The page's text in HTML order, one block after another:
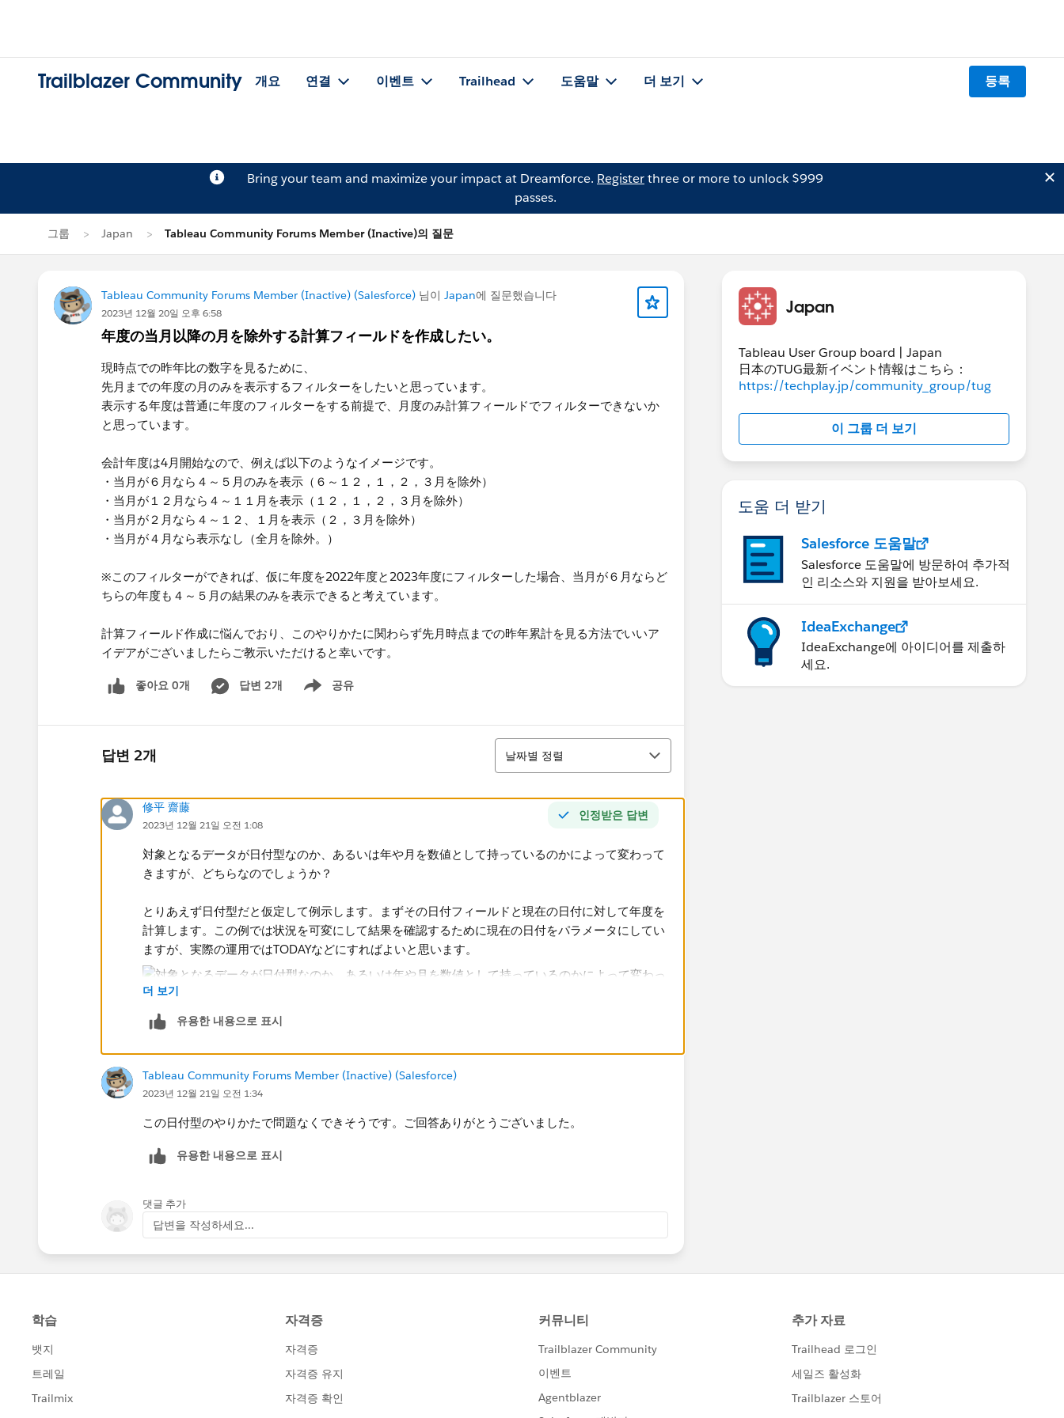
Trailblazer Community 개요 연결 이벤트 Trailhead 도움말 더 보기 등록
Bring your team and maximize your impact at Dreamforce. Registerthree or more to unlock $999
passes.
그룹 Japan Tableau Community Forums Member (Inactive)의 질문
Tableau Community Forums Member (Inactive) (Salesforce) 님이 Japan에 질문했습니다
2023년 12월 20일 오후 6:58
年度の当月以降の月を除外する計算フィールドを作成したい。
現時点での昨年比の数字を見るために、
先月までの年度の月のみを表示するフィルターをしたいと思っています。
表示する年度は普通に年度のフィルターをする前提で、月度のみ計算フィールドでフィルターできないか
と思っています。
会計年度は4月開始なので、例えば以下のようなイメージです。
・当月が６月なら４～５月のみを表示（６～１２，１，２，３月を除外​）
・当月が１２月なら４～１１月を表示（１２，１，２，３月を除外）
・当月が２月なら４～１２、１月を表示（２，３月を除外）
・当月が４月なら表示なし（全月を除外。）
※このフィルターができれば、仮に年度を2022年度と2023年度にフィルターした場合、当月が６月ならど
ちらの年度も４～５月の結果のみを表示できると考えています。​
計算フィールド作成に悩んでおり、このやりかたに関わらず先月時点までの昨年累計を見る方法でいいア
イデアがございましたらご教示いただけると幸いです。
좋아요 0개 답변 2개 공유
Show menu
답변 2개
정렬
날짜별 정렬
인정받은 답변
修平 齋藤
2023년 12월 21일 오전 1:08
対象となるデータが日付型なのか、あるいは年や月を数値として持っているのかによって変わって
きますが、どちらなのでしょうか？
とりあえず日付型だと仮定して例示します。まずその日付フィールドと現在の日付に対して年度を
計算します。この例では状況を可変にして結果を確認するために現在の日付をパラメータにしてい
ますが、実際の運用ではTODAYなどにすればよいと思います。
この現在の年度と日付データの年度との差を元の日付データに加算します。年の差分だけずらし、
現在の年度に合うように補正するという意味です。
ができると思います。
더 보기
유용한 내용으로 표시
Tableau Community Forums Member (Inactive) (Salesforce)
2023년 12월 21일 오전 1:34
この日付型のやりかたで問題なくできそうです。ご回答ありがとうございました。
유용한 내용으로 표시
댓글 추가
답변을 작성하세요...
Japan
Tableau User Group board | Japan
日本のTUG最新イベント情報はこちら：
https://techplay.jp/community_group/tug
이 그룹 더 보기
도움 더 받기
Salesforce 도움말
Salesforce 도움말에 방문하여 추가적
인 리소스와 지원을 받아보세요.
IdeaExchange
IdeaExchange에 아이디어를 제출하
세요.